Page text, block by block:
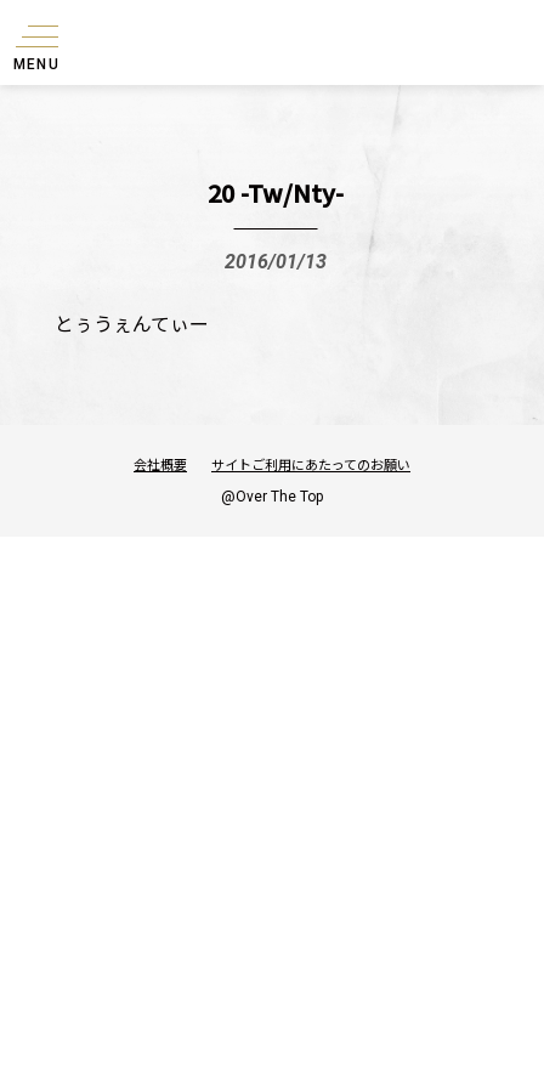
MENU
20 -Tw/Nty-
2016/01/13
とぅうぇんてぃー
会社概要 サイトご利用にあたってのお願い
@Over The Top